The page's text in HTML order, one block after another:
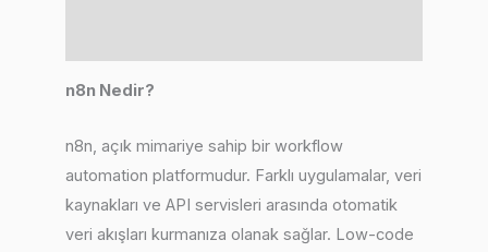
n8n Nedir?
n8n, açık mimariye sahip bir workflow
automation platformudur. Farklı uygulamalar, veri
kaynakları ve API servisleri arasında otomatik
veri akışları kurmanıza olanak sağlar. Low-code